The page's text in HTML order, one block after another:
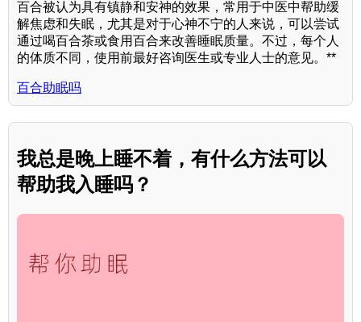
百合被认为具有镇静和安神的效果，常用于中医中帮助缓
解焦虑和失眠，尤其是对于心神不宁的人来说，可以尝试
通过喝百合茶或食用百合来改善睡眠质量。不过，每个人
的体质不同，使用前最好咨询医生或专业人士的意见。**
百合助眠吗
我总是晚上睡不着，有什么方法可以
帮助我入睡吗？